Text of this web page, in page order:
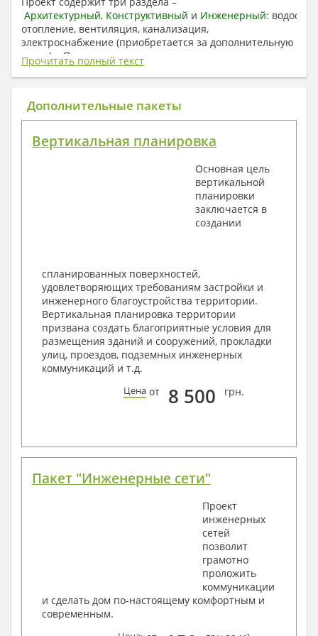
Архитектурный, Конструктивный и Инженерный:
отопление, вентиляция, канализация,
электроснабжение (приобретается за дополнительную
плату) + Пояснительная записка.
1. Архитектурный раздел:
Общие данные по проекту
Поэтажные маркировочные планы с
Разрезы и состав конструкций
Фасады с ведомостью внешних отделок
Элементы проемов – спецификация
Ведомость перемычек – сечения и
Архитектурные узлы в конструкциях
2. Конструктивный раздел:
Общие данные по проекту
Схемы расположения и расчеты фундаментов
Элементы каркаса – схемы расположения
Схема расположения перекрытий
Опоры перекрытия на стены или Узлы
Элементы кровли – схемы расположения
3. Инженерный раздел (приобретается по желанию
за дополнительную плату):
Условные обозначения с общими данными
Поэтажная система водоснабжения и
Аксонометрическая схема водоснабжения и
Узлы и спецификация материалов
Отопление, вентиляция
Прочитать полный текст
Дополнительные пакеты
Вертикальная планировка
Основная цель
вертикальной
планировки
заключается в
создании
спланированных поверхностей,
удовлетворяющих требованиям застройки и
инженерного благоустройства территории.
Вертикальная планировка территории
призвана создать благоприятные условия для
размещения зданий и сооружений, прокладки
улиц, проездов, подземных инженерных
коммуникаций и т.д.
Цена от 8 500 грн.
Пакет "Инженерные сети"
Проект
инженерных
сетей
позволит
грамотно
проложить
коммуникации
и сделать дом по-настоящему комфортным и
современным.